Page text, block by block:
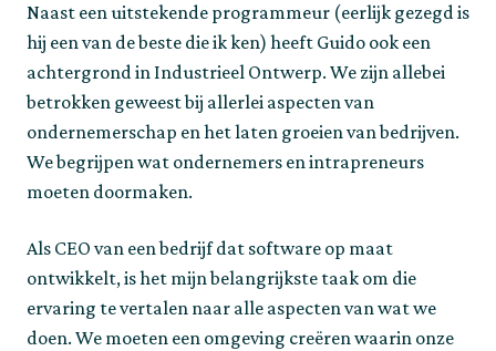
Naast een uitstekende programmeur (eerlijk gezegd is
hij een van de beste die ik ken) heeft Guido ook een
achtergrond in Industrieel Ontwerp. We zijn allebei
betrokken geweest bij allerlei aspecten van
ondernemerschap en het laten groeien van bedrijven.
We begrijpen wat ondernemers en intrapreneurs
moeten doormaken.
Als CEO van een bedrijf dat software op maat
ontwikkelt, is het mijn belangrijkste taak om die
ervaring te vertalen naar alle aspecten van wat we
doen. We moeten een omgeving creëren waarin onze